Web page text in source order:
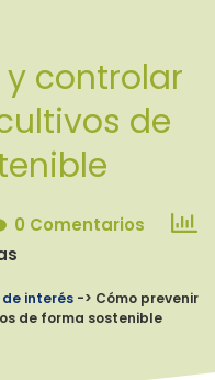
controlar
de
0 Comentarios
interés -> Cómo prevenir
de forma sostenible